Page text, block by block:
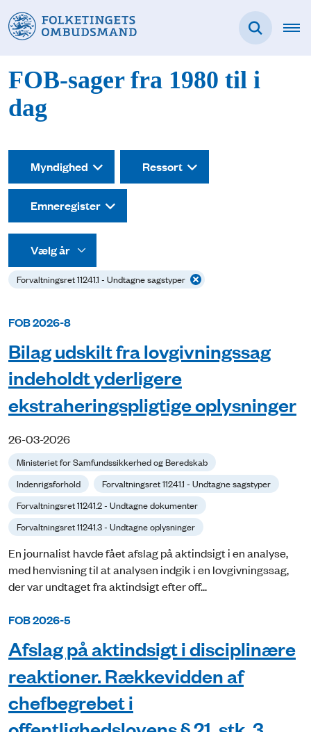
FOB-sager fra 1980 til i
dag
Myndighed Ressort
Emneregister
Forvaltningsret 11241.1 - Undtagne sagstyper
FOB 2026-8
Bilag udskilt fra lovgivningssag
indeholdt yderligere
ekstraheringspligtige oplysninger
26-03-2026
Ministeriet for Samfundssikkerhed og Beredskab
Indenrigsforhold
Forvaltningsret 11241.1 - Undtagne sagstyper
Forvaltningsret 11241.2 - Undtagne dokumenter
Forvaltningsret 11241.3 - Undtagne oplysninger
En journalist havde fået afslag på aktindsigt i en analyse,
med henvisning til at analysen indgik i en lovgivningssag,
der var undtaget fra aktindsigt efter off...
FOB 2026-5
Afslag på aktindsigt i disciplinære
reaktioner. Rækkevidden af
chefbegrebet i